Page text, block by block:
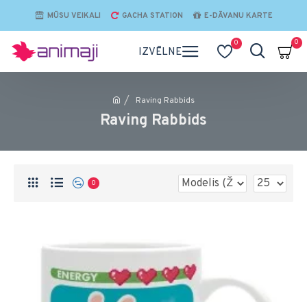
MŪSU VEIKALI GACHA STATION E-DĀVANU KARTE
0 0
Raving Rabbids
Raving Rabbids
0